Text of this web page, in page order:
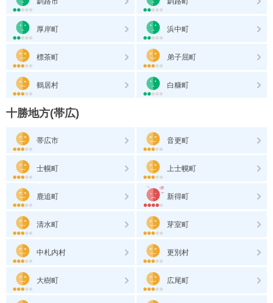
厚岸町 浜中町
標茶町 弟子屈町
鶴居村 白糠町
十勝地方(帯広)
帯広市 音更町
士幌町 上士幌町
鹿追町 新得町
清水町 芽室町
中札内村 更別村
大樹町 広尾町